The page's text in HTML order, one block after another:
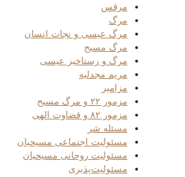
مرقس
مرگ
مرگ عیسی و نجات انسان
مرگ مسیح
مرگ و رستاخیز عیسی
مریم مجدلیه
مزامیر
مزمور ۲۲ و مرگ مسیح
مزمور ۸۲ و قضاوت الهی
مسئله شر
مسئولیت اجتماعی مسیحیان
مسئولیت روحانی مسیحیان
مسئولیت‌پذیری